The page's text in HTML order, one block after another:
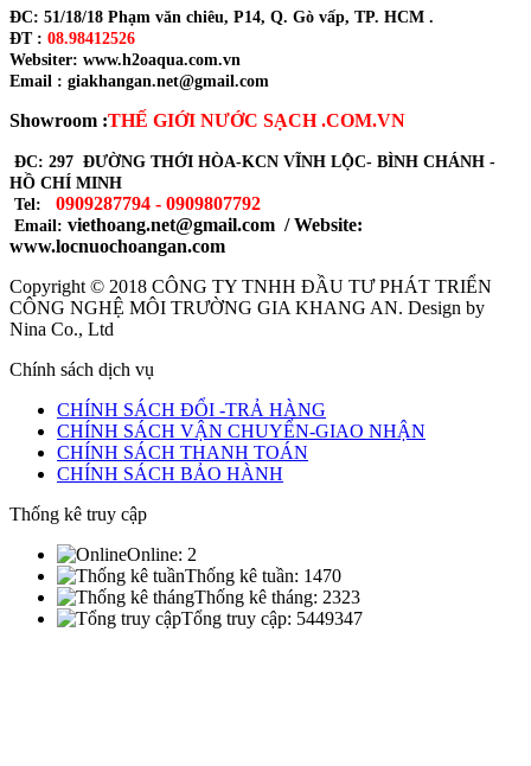
ĐC: 51/18/18 Phạm văn chiêu, P14, Q. Gò vấp, TP. HCM .
ĐT : 08.98412526
Websiter: www.h2oaqua.com.vn
Email : giakhangan.net@gmail.com
Showroom :THẾ GIỚI NƯỚC SẠCH .COM.VN
ĐC: 297 ĐƯỜNG THỚI HÒA-KCN VĨNH LỘC- BÌNH CHÁNH -
HỒ CHÍ MINH
Tel:
0909287794 - 0909807792
Email: viethoang.net@gmail.com / Website:
www.locnuochoangan.com
Copyright © 2018 CÔNG TY TNHH ĐẦU TƯ PHÁT TRIỂN
CÔNG NGHỆ MÔI TRƯỜNG GIA KHANG AN. Design by
Nina Co., Ltd
Chính sách dịch vụ
CHÍNH SÁCH ĐỔI -TRẢ HÀNG
CHÍNH SÁCH VẬN CHUYỂN-GIAO NHẬN
CHÍNH SÁCH THANH TOÁN
CHÍNH SÁCH BẢO HÀNH
Thống kê truy cập
Online: 2
Thống kê tuần: 1470
Thống kê tháng: 2323
Tổng truy cập: 5449347